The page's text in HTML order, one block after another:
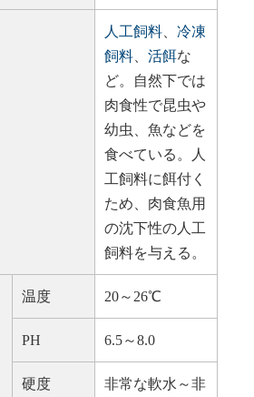
人工飼料
冷凍
飼料
活餌な
ど。自然下では
肉食性で昆虫や
幼虫、魚などを
食べている。人
工飼料に餌付く
ため、肉食魚用
の沈下性の人工
飼料を与える。
温度 20～26℃
PH 6.5～8.0
硬度
非常な軟水～非